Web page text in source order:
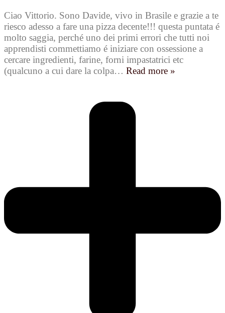
Ciao Vittorio. Sono Davide, vivo in Brasile e grazie a te
riesco adesso a fare una pizza decente!!! questa puntata é
molto saggia, perché uno dei primi errori che tutti noi
apprendisti commettiamo é iniziare con ossessione a
cercare ingredienti, farine, forni impastatrici etc
(qualcuno a cui dare la colpa… Read more »